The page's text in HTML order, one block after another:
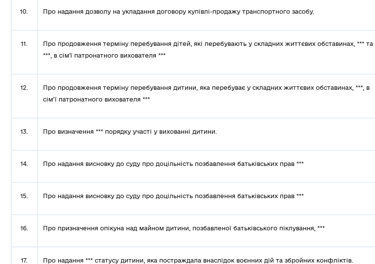
10. Про надання дозволу на укладання договору купівлі-продажу транспортного засобу.
11.
Про продовження терміну перебування дітей, які перебувають у складних життєвих обставинах, *** та
***, в сім'ї патронатного вихователя ***
12.
Про продовження терміну перебування дитини, яка перебуває у складних життєвих обставинах, ***, в
сім’ї патронатного вихователя ***
13. Про визначення *** порядку участі у вихованні дитини.
14. Про надання висновку до суду про доцільність позбавлення батьківських прав ***
15. Про надання висновку до суду про доцільність позбавлення батьківських прав ***
16. Про призначення опікуна над майном дитини, позбавленої батьківського піклування, ***
17. Про надання *** статусу дитини, яка постраждала внаслідок воєнних дій та збройних конфліктів.